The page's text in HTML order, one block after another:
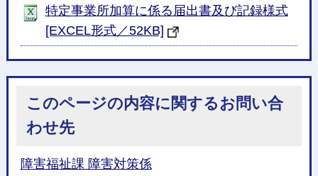
特定事業所加算に係る届出書及び記録様式
[EXCEL形式／52KB]
このページの内容に関するお問い合
わせ先
障害福祉課 障害対策係